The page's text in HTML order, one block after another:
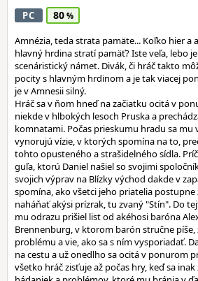
PC 80
Amnézia, teda strata pamäte... Koľko hier a
hlavný hrdina stratí pamäť? Iste veľa, lebo
scenáristický námet. Divák, či hráč takto
pocity s hlavným hrdinom a je tak viacej
je v Amnesii silný.
Hráč sa v ňom hneď na začiatku ocitá v
niekde v hlbokých lesoch Pruska a
komnatami. Počas prieskumu hradu sa mu
vynorujú vízie, v ktorých spomína na to,
tohto opusteného a strašidelného sídla.
guľa, ktorú Daniel našiel so svojimi
svojich výprav na Blízky východ dakde v
spomína, ako všetci jeho priatelia postupne
naháňať akýsi prízrak, tu zvaný "Stín". Do
mu odrazu prišiel list od akéhosi baróna
Brennenburg, v ktorom barón stručne píše,
problému a vie, ako sa s ním vysporiadať.
na cestu a už onedlho sa ocitá v ponurom
všetko hráč zisťuje až počas hry, keď sa